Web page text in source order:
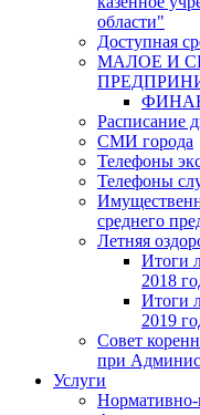
области"
Доступная
МАЛОЕ И
Расписание
СМИ города
Телефоны
Телефоны
среднего
Летняя
Итоги
2018
Итоги
2019
Совет
при
Услуги
Нормативно-